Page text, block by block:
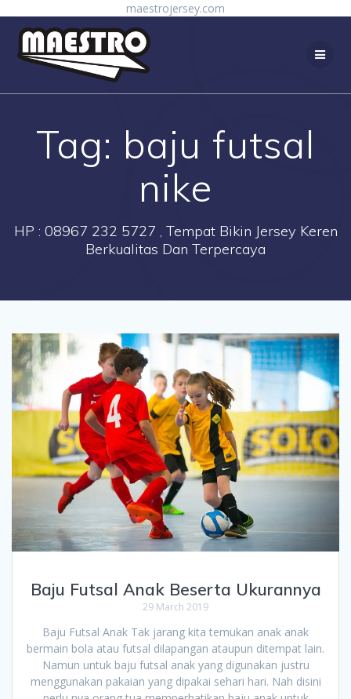
maestrojersey.com
Tag: baju futsal
nike
HP : 08967 232 5727 , Tempat Bikin Jersey Keren
Berkualitas Dan Terpercaya
Baju Futsal Anak Beserta Ukurannya
29 March 2019
Baju Futsal Anak Tak jarang kita temukan anak anak
bermain bola atau futsal dilapangan ataupun ditempat lain.
Namun untuk baju futsal anak yang digunakan justru
menggunakan pakaian yang dipakai sehari hari. Nah disini